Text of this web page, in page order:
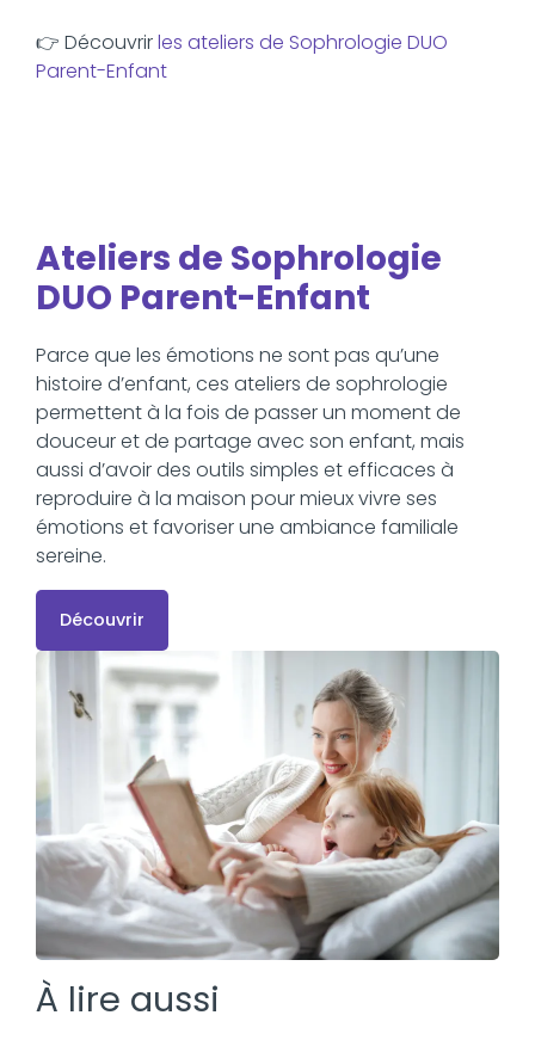
👉 Découvrirles ateliers de Sophrologie DUO
Parent-Enfant
Ateliers de Sophrologie
DUO Parent-Enfant
Parce que les émotions ne sont pas qu’une
histoire d’enfant, ces ateliers de sophrologie
permettent à la fois de passer un moment de
douceur et de partage avec son enfant, mais
aussi d’avoir des outils simples et efficaces à
reproduire à la maison pour mieux vivre ses
émotions et favoriser une ambiance familiale
sereine.
Découvrir
À lire aussi